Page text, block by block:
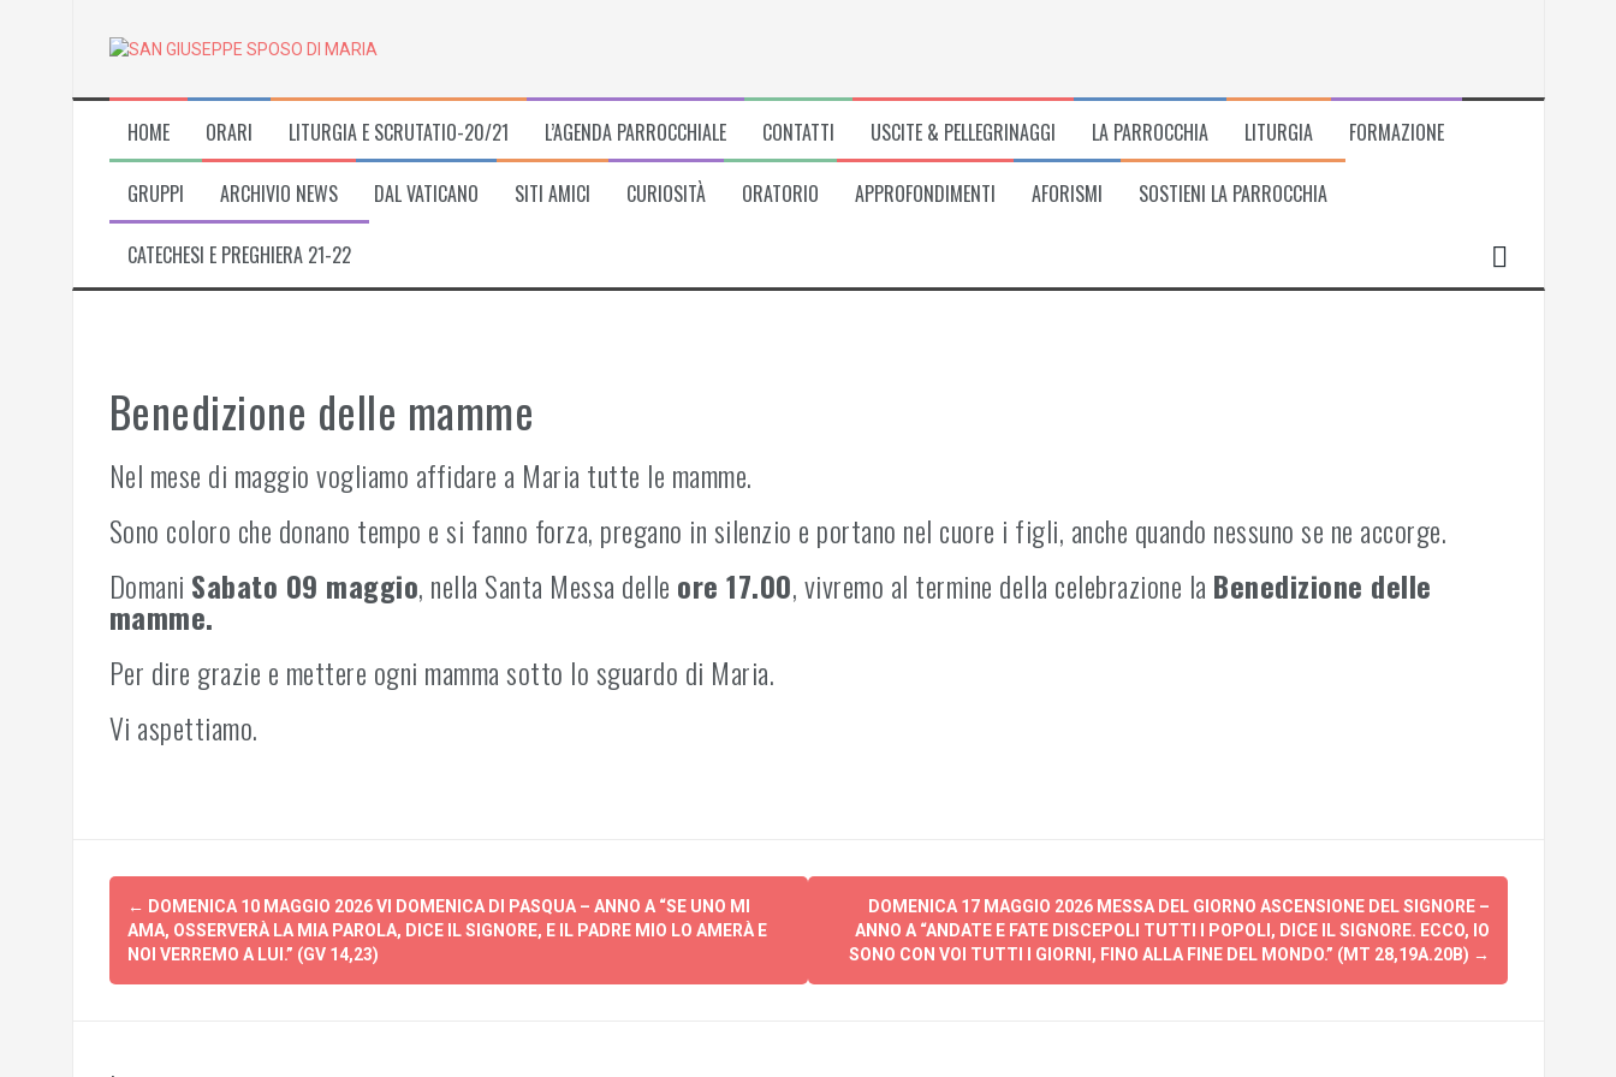
HOME ORARI LITURGIA E SCRUTATIO-20/21 L’AGENDA PARROCCHIALE CONTATTI USCITE & PELLEGRINAGGI LA PARROCCHIA LITURGIA FORMAZIONE
GRUPPI ARCHIVIO NEWS DAL VATICANO SITI AMICI CURIOSITÀ ORATORIO APPROFONDIMENTI AFORISMI SOSTIENI LA PARROCCHIA
CATECHESI E PREGHIERA 21-22
Benedizione delle mamme
Nel mese di maggio vogliamo affidare a Maria tutte le mamme.
Sono coloro che donano tempo e si fanno forza, pregano in silenzio e portano nel cuore i figli, anche quando nessuno se ne accorge.
Domani Sabato 09 maggio, nella Santa Messa delle ore 17.00, vivremo al termine della celebrazione la Benedizione delle
mamme.
Per dire grazie e mettere ogni mamma sotto lo sguardo di Maria.
Vi aspettiamo.
Post
navigation
← DOMENICA 10 MAGGIO 2026 VI DOMENICA DI PASQUA – ANNO A “SE UNO MI
AMA, OSSERVERÀ LA MIA PAROLA, DICE IL SIGNORE, E IL PADRE MIO LO AMERÀ E
NOI VERREMO A LUI.” (GV 14,23)
DOMENICA 17 MAGGIO 2026 MESSA DEL GIORNO ASCENSIONE DEL SIGNORE –
ANNO A “ANDATE E FATE DISCEPOLI TUTTI I POPOLI, DICE IL SIGNORE. ECCO, IO
SONO CON VOI TUTTI I GIORNI, FINO ALLA FINE DEL MONDO.” (MT 28,19A.20B) →